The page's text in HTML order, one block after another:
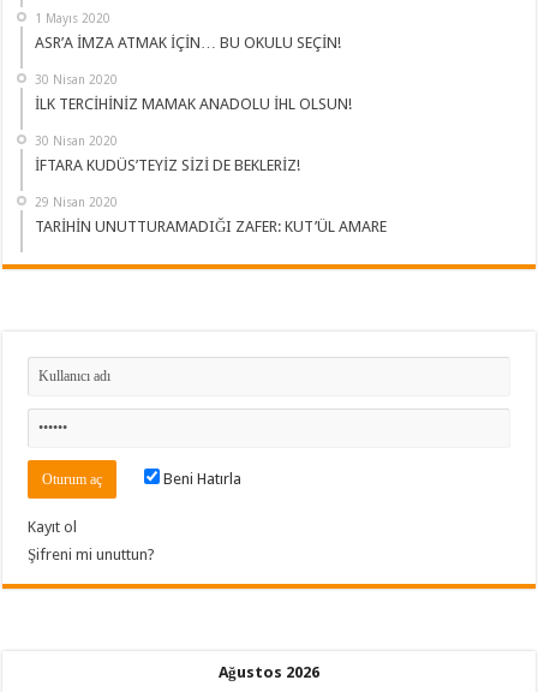
1 Mayıs 2020
ASR’A İMZA ATMAK İÇİN… BU OKULU SEÇİN!
30 Nisan 2020
İLK TERCİHİNİZ MAMAK ANADOLU İHL OLSUN!
30 Nisan 2020
İFTARA KUDÜS’TEYİZ SİZİ DE BEKLERİZ!
29 Nisan 2020
TARİHİN UNUTTURAMADIĞI ZAFER: KUT’ÜL AMARE
Beni Hatırla
Kayıt ol
Şifreni mi unuttun?
Ağustos 2026